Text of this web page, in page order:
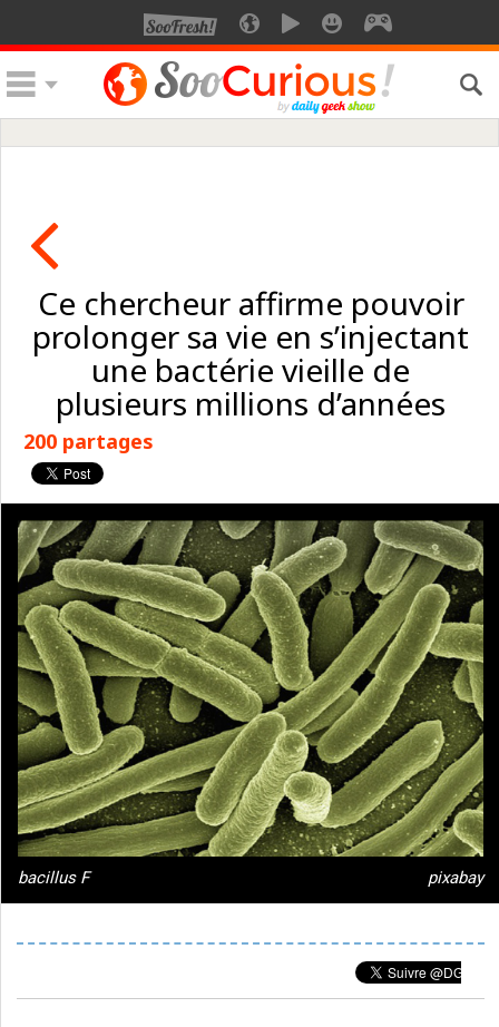
Ce chercheur affirme pouvoir
prolonger sa vie en s’injectant
une bactérie vieille de
plusieurs millions d’années
200 partages
bacillus F pixabay